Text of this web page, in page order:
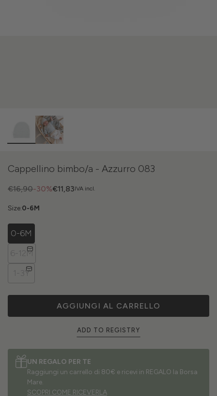
Cappellino bimbo/a - Azzurro 083
IVA incl.
-30%
€16,90 €11,83
Size:0-6M
0-6M
6-12M
1-3Y
AGGIUNGI AL CARRELLO
ADD TO REGISTRY
UN REGALO PER TE
Raggiungi un carrello di 80€ e ricevi in REGALO la Borsa
Mare.
SCOPRI COME RICEVERLA